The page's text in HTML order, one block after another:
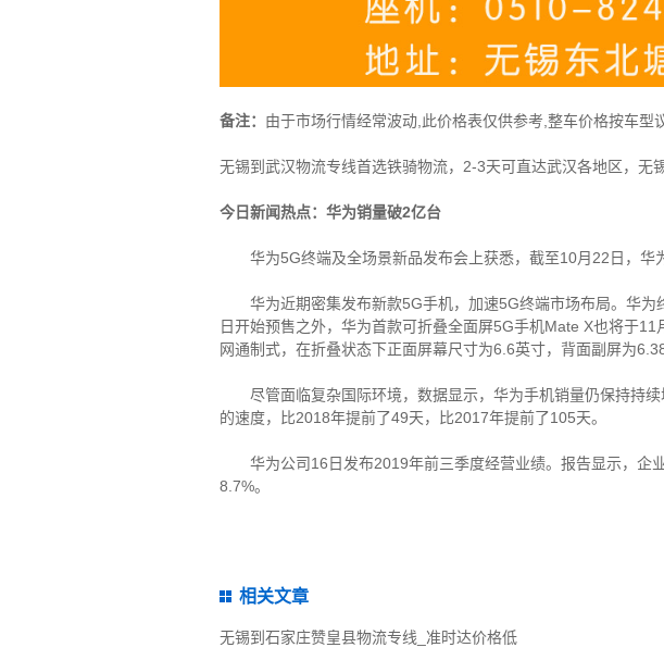
备注： 由于市场行情经常波动,此价格表仅供参考,整车价格按车型
无锡到武汉物流专线首选铁骑物流，2-3天可直达武汉各地区，无
今日新闻热点：华为销量破2亿台
华为5G终端及全场景新品发布会上获悉，截至10月22日，华
华为近期密集发布新款5G手机，加速5G终端市场布局。华为
日开始预售之外，华为首款可折叠全面屏5G手机Mate X也将于
网通制式，在折叠状态下正面屏幕尺寸为6.6英寸，背面副屏为
尽管面临复杂国际环境，数据显示，华为手机销量仍保持持续
的速度，比2018年提前了49天，比2017年提前了105天。
华为公司16日发布2019年前三季度经营业绩。报告显示，企
8.7%。
相关文章
无锡到石家庄赞皇县物流专线_准时达价格低